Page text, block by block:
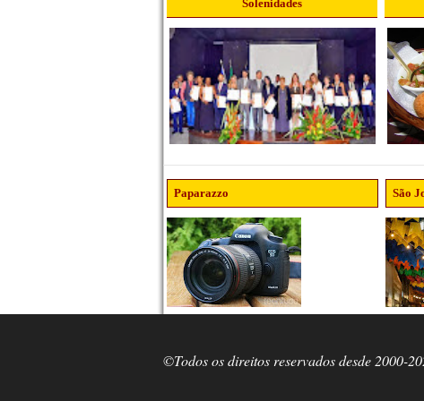
Solenidades
Paparazzo São
©Todos os direitos reservados desde 2000-